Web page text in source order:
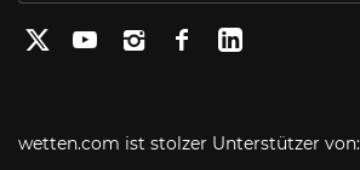
wetten.com ist stolzer Unterstützer von: